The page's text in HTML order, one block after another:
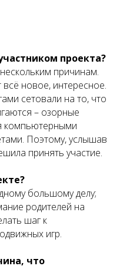
проекта?
причинам.
новое, интересное.
сетовали на то, что
– озорные
компьютерными
Поэтому, услышав
принять участие.
большому делу;
родителей на
шаг к
игр.
что